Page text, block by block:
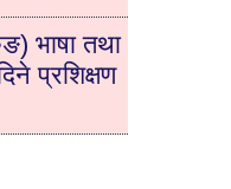
भाषा तथा
प्रशिक्षण